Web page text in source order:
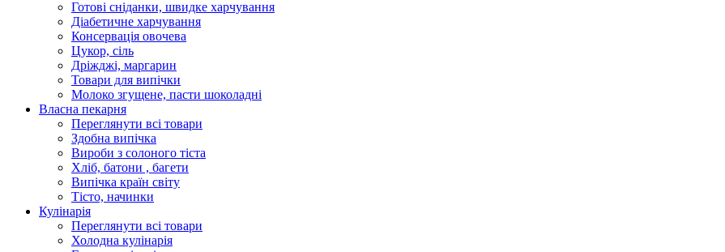
Готові сніданки, швидке харчування
Діабетичне харчування
Консервація овочева
Цукор, сіль
Дріжджі, маргарин
Товари для випічки
Молоко згущене, пасти шоколадні
Власна пекарня
Переглянути всі товари
Здобна випічка
Вироби з солоного тіста
Хліб, батони , багети
Випічка країн світу
Тісто, начинки
Кулінарія
Переглянути всі товари
Холодна кулінарія